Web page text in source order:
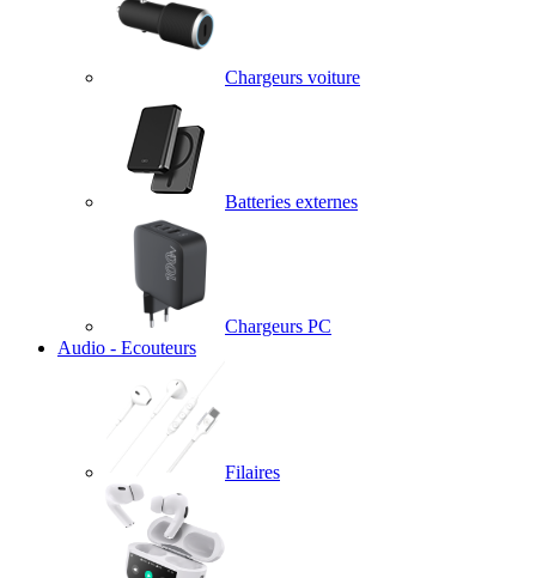
Chargeurs voiture
Batteries externes
Chargeurs PC
Audio - Ecouteurs
Filaires